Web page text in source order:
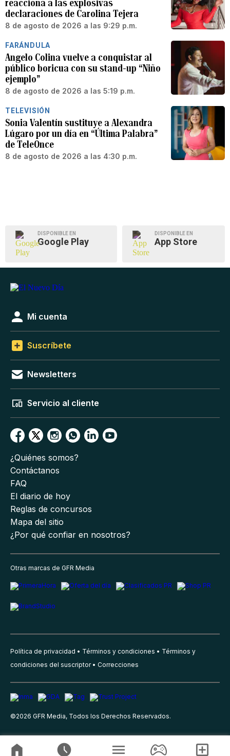
reacciona a las explosivas
declaraciones de Carolina Tejera
8 de agosto de 2026 a las 9:29 p.m.
FARÁNDULA
Angelo Colina vuelve a conquistar al
público boricua con su stand-up “Niño
ejemplo”
8 de agosto de 2026 a las 5:19 p.m.
TELEVISIÓN
Sonia Valentín sustituye a Alexandra
Lúgaro por un día en “Última Palabra”
de TeleOnce
8 de agosto de 2026 a las 4:30 p.m.
DISPONIBLE EN
Google Play
DISPONIBLE EN
App Store
Mi cuenta
Suscríbete
Newsletters
Servicio al cliente
¿Quiénes somos?
Contáctanos
FAQ
El diario de hoy
Reglas de concursos
Mapa del sitio
¿Por qué confiar en nosotros?
Otras marcas de GFR Media
Política de privacidad Términos y condiciones
Términos y
condiciones del suscriptor
Correcciones
©2026 GFR Media, Todos los Derechos Reservados.